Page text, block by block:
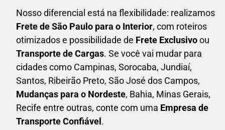
Nosso diferencial está na flexibilidade: realizamos
Frete de São Paulo para o Interior, com roteiros
otimizados e possibilidade de Frete Exclusivoou
Transporte de Cargas. Se você vai mudar para
cidades como Campinas, Sorocaba, Jundiaí,
Santos, Ribeirão Preto, São José dos Campos,
Mudanças para o Nordeste, Bahia, Minas Gerais,
Recife entre outras, conte com uma Empresa de
Transporte Confiável .